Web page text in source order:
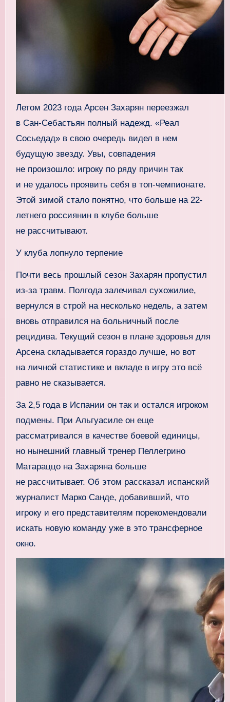
Летом 2023 года Арсен Захарян переезжал
в Сан-Себастьян полный надежд. «Реал
Сосьедад» в свою очередь видел в нем
будущую звезду. Увы, совпадения
не произошло: игроку по ряду причин так
и не удалось проявить себя в топ-чемпионате.
Этой зимой стало понятно, что больше на 22-
летнего россиянин в клубе больше
не рассчитывают.
У клуба лопнуло терпение
Почти весь прошлый сезон Захарян пропустил
из-за травм. Полгода залечивал сухожилие,
вернулся в строй на несколько недель, а затем
вновь отправился на больничный после
рецидива. Текущий сезон в плане здоровья для
Арсена складывается гораздо лучше, но вот
на личной статистике и вкладе в игру это всё
равно не сказывается.
За 2,5 года в Испании он так и остался игроком
подмены. При Альгуасиле он еще
рассматривался в качестве боевой единицы,
но нынешний главный тренер Пеллегрино
Матараццо на Захаряна больше
не рассчитывает. Об этом рассказал испанский
журналист Марко Санде, добавивший, что
игроку и его представителям порекомендовали
искать новую команду уже в это трансферное
окно.